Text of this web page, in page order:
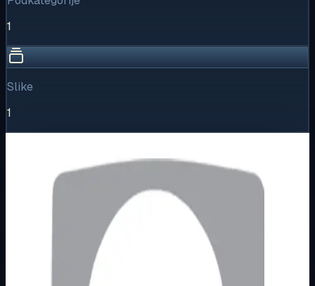
1
Slike
1
Kliknite za detaljniji pregled slike